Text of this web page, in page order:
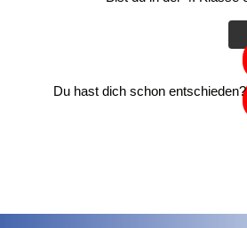
Du hast dich schon